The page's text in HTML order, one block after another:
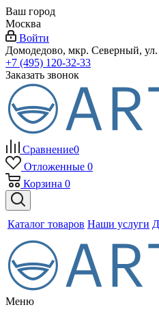
Ваш город
Москва
Войти
Домодедово, мкр. Северный,
+7 (495) 120-32-33
Заказать звонок
Сравнение0
Отложенные 0
Корзина 0
Каталог товаров Наши услуги
Меню